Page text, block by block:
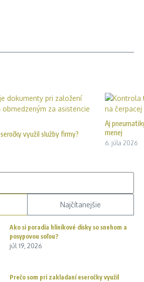
využil služby firmy?
Aj
menej
6. júla 2026
Najčítanejšie
Ako si poradia hliníkové disky so snehom a
posypovou soľou?
júl 19, 2026
Prečo som pri zakladaní eseročky využil